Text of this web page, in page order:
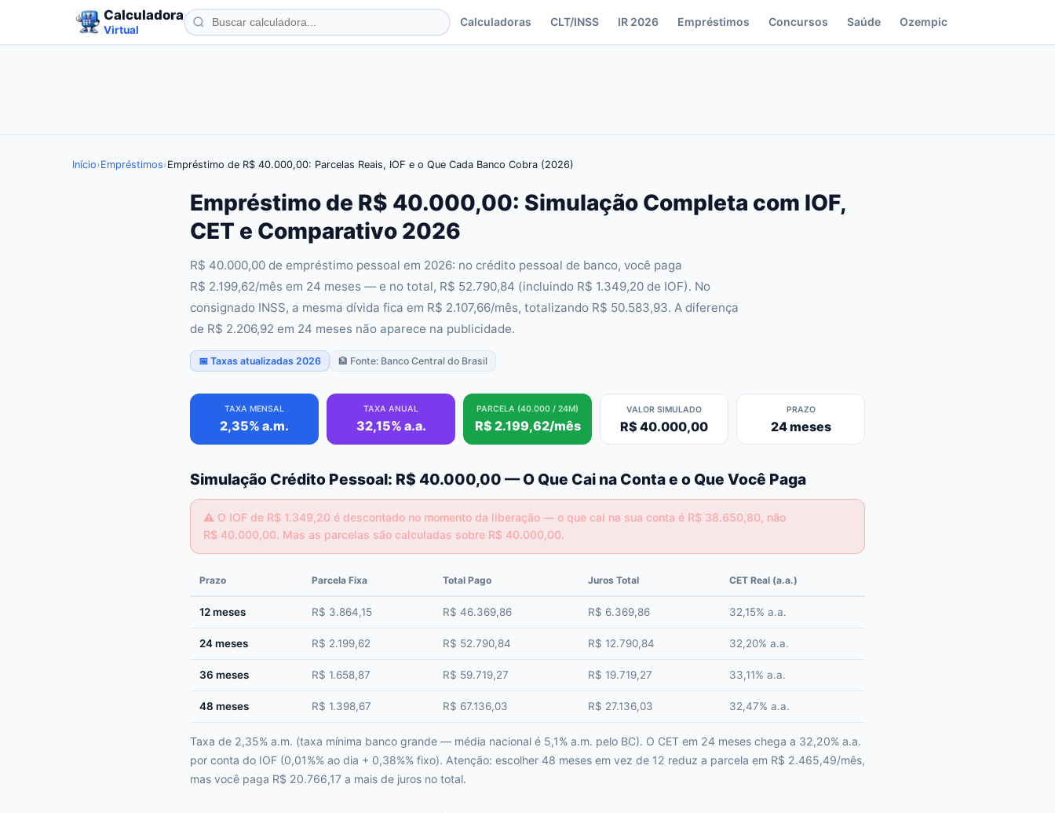
Calculadora
Virtual
Calculadoras CLT/INSS IR 2026 Empréstimos Concursos Saúde Ozempic
Início›Empréstimos›Empréstimo de R$ 40.000,00: Parcelas Reais, IOF e o Que Cada Banco Cobra (2026)
Empréstimo de R$ 40.000,00: Simulação Completa com IOF,
CET e Comparativo 2026
R$ 40.000,00 de empréstimo pessoal em 2026: no crédito pessoal de banco, você paga
R$ 2.199,62/mês em 24 meses — e no total, R$ 52.790,84 (incluindo R$ 1.349,20 de IOF). No
consignado INSS, a mesma dívida fica em R$ 2.107,66/mês, totalizando R$ 50.583,93. A diferença
de R$ 2.206,92 em 24 meses não aparece na publicidade.
📅 Taxas atualizadas 2026 🏦 Fonte: Banco Central do Brasil
TAXA MENSAL
2,35% a.m.
TAXA ANUAL
32,15% a.a.
PARCELA (40.000 / 24M)
R$ 2.199,62/mês
VALOR SIMULADO
R$ 40.000,00
PRAZO
24 meses
Simulação Crédito Pessoal: R$ 40.000,00 — O Que Cai na Conta e o Que Você Paga
⚠️ O IOF de R$ 1.349,20 é descontado no momento da liberação — o que cai na sua conta é R$ 38.650,80, não
R$ 40.000,00. Mas as parcelas são calculadas sobre R$ 40.000,00.
Prazo Parcela Fixa Total Pago Juros Total CET Real (a.a.)
12 meses R$ 3.864,15 R$ 46.369,86 R$ 6.369,86 32,15% a.a.
24 meses R$ 2.199,62 R$ 52.790,84 R$ 12.790,84 32,20% a.a.
36 meses R$ 1.658,87 R$ 59.719,27 R$ 19.719,27 33,11% a.a.
48 meses R$ 1.398,67 R$ 67.136,03 R$ 27.136,03 32,47% a.a.
Taxa de 2,35% a.m. (taxa mínima banco grande — média nacional é 5,1% a.m. pelo BC). O CET em 24 meses chega a 32,20% a.a.
por conta do IOF (0,01%% ao dia + 0,38%% fixo). Atenção: escolher 48 meses em vez de 12 reduz a parcela em R$ 2.465,49/mês,
mas você paga R$ 20.766,17 a mais de juros no total.